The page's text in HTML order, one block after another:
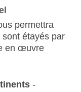
permettra
étayés par
en œuvre
-